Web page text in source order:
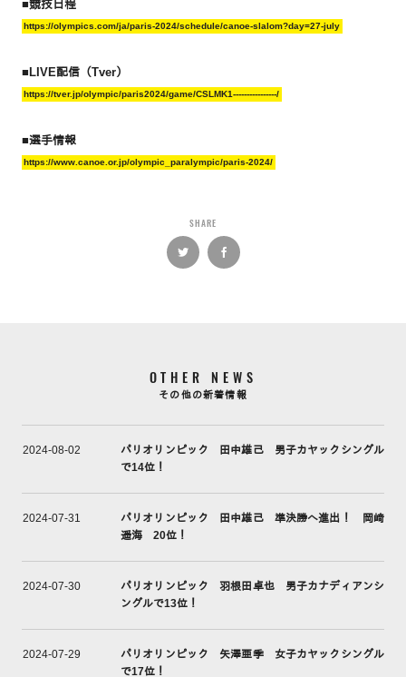
■競技日程
https://olympics.com/ja/paris-2024/schedule/canoe-slalom?day=27-july
■LIVE配信（Tver）
https://tver.jp/olympic/paris2024/game/CSLMK1----------------/
■選手情報
https://www.canoe.or.jp/olympic_paralympic/paris-2024/
SHARE
OTHER NEWS
その他の新着情報
2024-08-02
パリオリンピック 田中雄己 男子カヤックシングル
で14位！
2024-07-31
パリオリンピック 田中雄己 準決勝へ進出！ 岡﨑
遥海 20位！
2024-07-30
パリオリンピック 羽根田卓也 男子カナディアンシ
ングルで13位！
2024-07-29
パリオリンピック 矢澤亜季 女子カヤックシングル
で17位！